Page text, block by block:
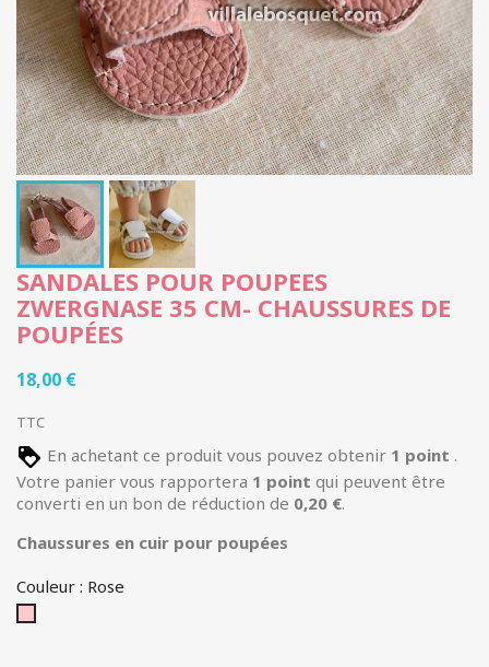
SANDALES POUR POUPEES
ZWERGNASE 35 CM- CHAUSSURES DE
POUPÉES
18,00 €
TTC
En achetant ce produit vous pouvez obtenir 1 point .
Votre panier vous rapportera 1 point qui peuvent être
converti en un bon de réduction de 0,20 €.
Chaussures en cuir pour poupées
Couleur : Rose